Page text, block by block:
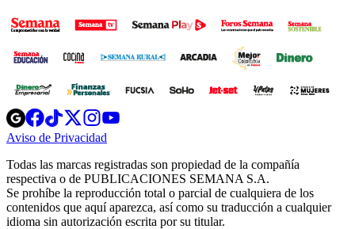
Opens
in
new
Opens
in
new
Opens
in
new
window
Opens
new
windowwindow
Aviso de Privacidad
new
window
Todas las marcas registradas son propiedad de la compañía
respectiva o de PUBLICACIONES SEMANA S.A.
Se prohíbe la reproducción total o parcial de cualquiera de los
contenidos que aquí aparezca, así como su traducción a cualquier
idioma sin autorización escrita por su titular.